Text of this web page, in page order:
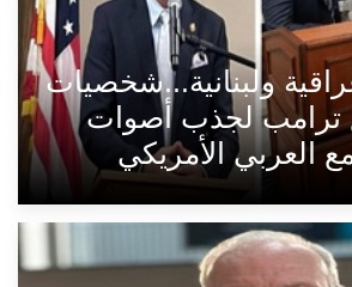
ولبنانية...شخصيات
ترامب لجذب أصوات
العربي الأمريكي